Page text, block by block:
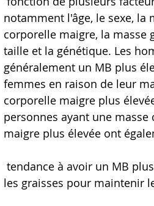
notamment l'âge, le sexe, la
corporelle maigre, la masse
taille et la génétique. Les
généralement un MB plus
femmes en raison de leur
corporelle maigre plus
personnes ayant une masse
maigre plus élevée ont
les graisses pour maintenir